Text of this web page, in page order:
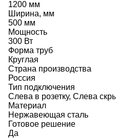
1200 мм
Ширина, мм
500 мм
Мощность
300 Вт
Форма труб
Круглая
Страна производства
Россия
Тип подключения
Слева в розетку, Слева
Материал
Нержавеющая сталь
Готовое решение
Да